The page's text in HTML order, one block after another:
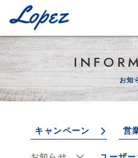
お知
キャンペーン 営